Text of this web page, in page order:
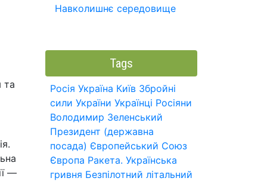
та
—
Навколишнє середовище
Tags
Росія Україна Київ Збройні
сили України Українці Росіяни
Володимир Зеленський
Президент (державна
посада) Європейський Союз
Європа Ракета. Українська
гривня Безпілотний літальний